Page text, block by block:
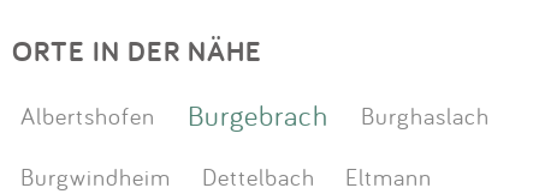
ORTE IN DER NÄHE
Albertshofen Burgebrach
Burghaslach
Burgwindheim
Dettelbach Eltmann